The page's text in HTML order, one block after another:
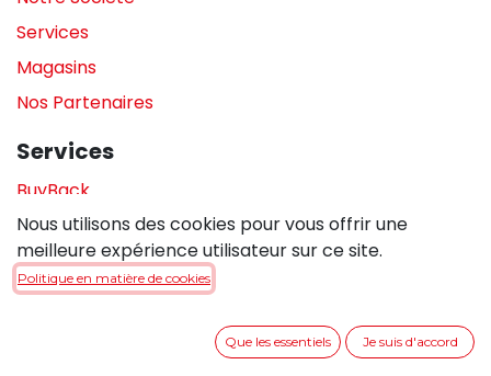
Services
Magasins
Nos Partenaires
Services
BuyBack
Assistance en magasin
Réparations
Politique de confidentialité
Nous utilisons des cookies pour vous offrir une
meilleure expérience utilisateur sur ce site.
Politique en matière de cookies
Que les essentiels Je suis d'accord